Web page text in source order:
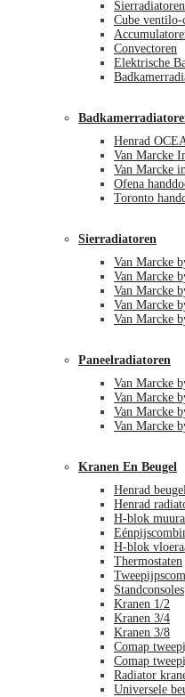
Sierradiatoren
Cube ventilo-
Convectoren
Elektrische
Henrad
Van Marcke
Van Marcke
Ofena
Toronto
Sierradiatoren
Van Marcke
Van Marcke
Van Marcke
Van Marcke
Van Marcke
Paneelradiatoren
Van Marcke
Van Marcke
Van Marcke
Van Marcke
Kranen En Beugel
Henrad
Henrad
H-blok
H-blok
Thermostaten
Standconsoles
Kranen 1/2
Kranen 3/4
Kranen 3/8
Comap
Comap
Radiator
Universele